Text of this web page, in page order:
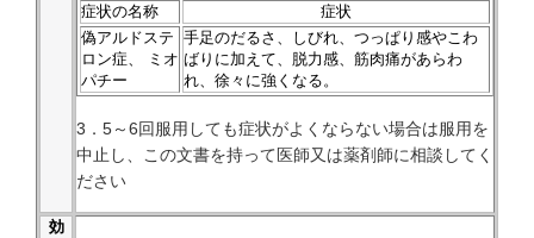
症状の名称
症状
偽アルドステ
ロン症、 ミオ
パチー
手足のだるさ、しびれ、つっぱり感やこわ
ばりに加えて、脱力感、筋肉痛があらわ
れ、徐々に強くなる。
3．5～6回服用しても症状がよくならない場合は服用を
中止し、この文書を持って医師又は薬剤師に相談してく
ださい
効